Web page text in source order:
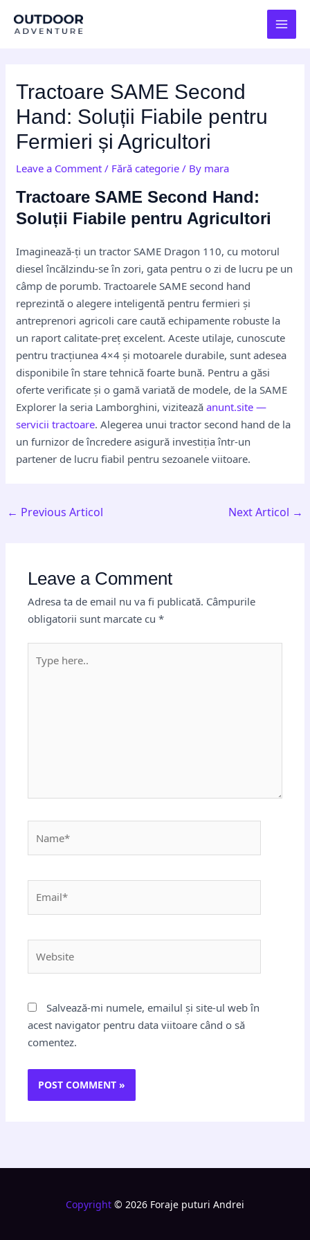
Tractoare SAME Second
Hand: Soluții Fiabile pentru
Fermieri și Agricultori
Leave a Comment / Fără categorie / By mara
Tractoare SAME Second Hand:
Soluții Fiabile pentru Agricultori
Imaginează-ți un tractor SAME Dragon 110, cu motorul
diesel încălzindu-se în zori, gata pentru o zi de lucru pe un
câmp de porumb. Tractoarele SAME second hand
reprezintă o alegere inteligentă pentru fermieri și
antreprenori agricoli care caută echipamente robuste la
un raport calitate-preț excelent. Aceste utilaje, cunoscute
pentru tracțiunea 4×4 și motoarele durabile, sunt adesea
disponibile în stare tehnică foarte bună. Pentru a găsi
oferte verificate și o gamă variată de modele, de la SAME
Explorer la seria Lamborghini, viziteazăanunt.site —
servicii tractoare. Alegerea unui tractor second hand de la
un furnizor de încredere asigură investiția într-un
partener de lucru fiabil pentru sezoanele viitoare.
navigation
← Previous Articol Next Articol →
Leave a Comment
Adresa ta de email nu va fi publicată. Câmpurile
obligatorii sunt marcate cu*
here..
Salvează-mi numele, emailul și site-ul web în
acest navigator pentru data viitoare când o să
comentez.
Copyright © 2026 Foraje puturi Andrei